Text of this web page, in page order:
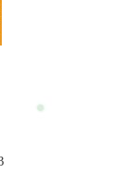
トークで簡単にお
録してください